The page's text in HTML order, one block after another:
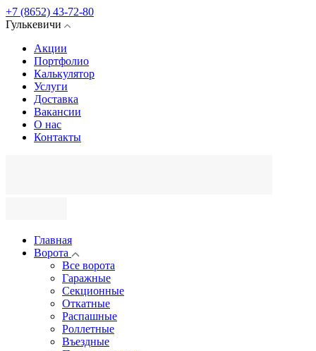
+7 (8652) 43-72-80
Гулькевичи
Акции
Портфолио
Калькулятор
Услуги
Доставка
Вакансии
О нас
Контакты
Главная
Ворота
Все ворота
Гаражные
Секционные
Откатные
Распашные
Роллетные
Въездные